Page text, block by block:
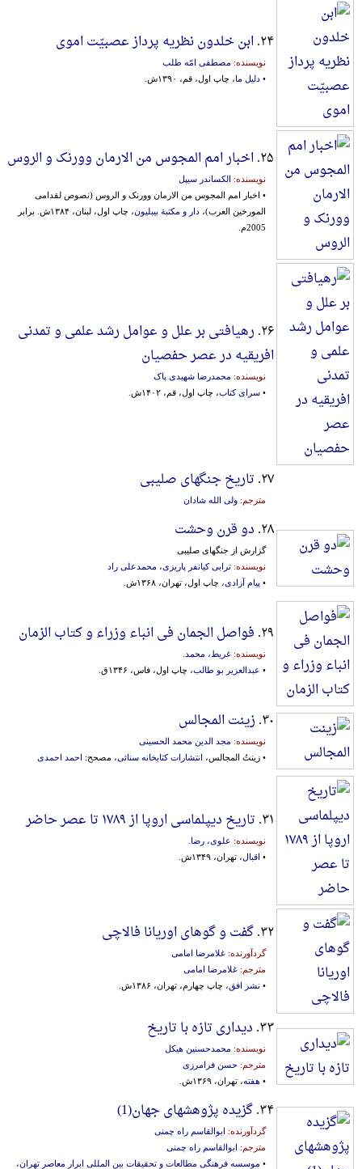
۲۴. ابن خلدون نظریه پرداز عصبیّت اموی
نویسنده: مصطفی امّه طلب
• دلیل ما، چاپ اول، قم، ۱۳۹۰ش.
۲۵. اخبار امم المجوس من الارمان وورنک و الروس
نویسنده: الکساندر سیپل
• اخبار امم المجوس من الارمان وورنک و الروس (نصوص لقدامی
المورخین العرب)، دار و مکتبة بیبلیون
، چاپ اول، لبنان، ۱۳۸۴ش. برابر
2005م.
۲۶. رهیافتی بر علل و عوامل رشد علمی و تمدنی
افریقیه در عصر حفصیان
نویسنده: محمدرضا شهیدی پاک
• سرای کتاب، چاپ اول، قم، ۱۴۰۲ش.
۲۷. تاریخ جنگهای صلیبی
مترجم: ولی الله شادان
۲۸. دو قرن وحشت
گزارش‌ از جنگهای‌ صلیبی‌
نویسنده: ترابی کیانفر پاریزی، محمدعلی راد
• پیام آزادی، چاپ اول، تهران، ۱۳۶۸ش.
۲۹. فواصل الجمان فی انباء وزراء و کتاب الزمان
نویسنده: غریط، محمد.
• عبدالعزیر بو طالب، چاپ اول، فاس، ۱۳۴۶ق.
۳۰. زینت المجالس
نویسنده: مجد الدین محمد الحسینی
• زینتُ المجالس، انتشارات کتابخانه سنائی، مصحح: احمد احمدی
۳۱. تاریخ دیپلماسی اروپا از ‎۱۷۸۹ تا عصر حاضر
نویسنده: علوی، رضا.
• اقبال، تهران، ۱۳۴۹ش.
۳۲. گفت و گوهای اوریانا فالاچی
گردآورنده: غلامرضا امامی
مترجم: غلامرضا امامی
• نشر افق، چاپ چهارم، تهران، ۱۳۸۶ش.
۳۳. دیداری تازه با تاریخ
نویسنده: محمدحسنین هیکل
مترجم: حسن فرامرزی
• هفته، تهران، ۱۳۶۹ش.
۳۴. گزیده پژوهشهای جهان(1)
گردآورنده: ابوالقاسم راه چمنی
مترجم: ابوالقاسم راه چمنی
• موسسه فرهنگی مطالعات و تحقیقات بین المللی ابرار معاصر تهران،